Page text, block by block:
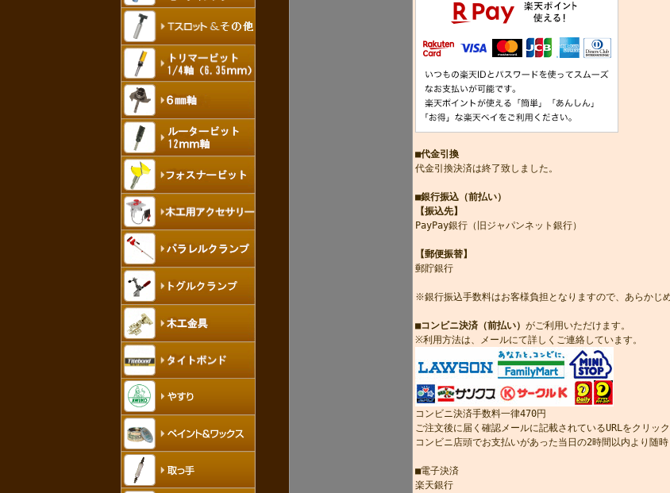
■代金引換
代金引換決済は終了致しました。
■銀行振込（前払い）
【振込先】
PayPay銀行（旧ジャパンネット銀行）
【郵便振替】
郵貯銀行
※銀行振込手数料はお客様負担となりますので、あらかじ
■コンビニ決済（前払い） がご利用いただけます。
※利用方法は、メールにて詳しくご連絡しています。
コンビニ決済手数料一律470円
ご注文後に届く確認メールに記載されているURLをクリッ
コンビニ店頭でお支払いがあった当日の2時間以内より随
■電子決済
楽天銀行